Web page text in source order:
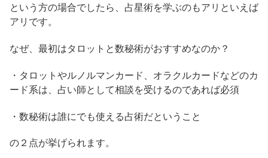
という方の場合でしたら、占星術を学ぶのもアリといえば
アリです。
なぜ、最初はタロットと数秘術がおすすめなのか？
・タロットやルノルマンカード、オラクルカードなどのカ
ード系は、占い師として相談を受けるのであれば必須
・数秘術は誰にでも使える占術だということ
の２点が挙げられます。